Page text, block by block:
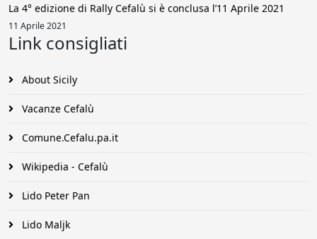
La 4° edizione di Rally Cefalù si è conclusa l’11 Aprile 2021
11 Aprile 2021
Link consigliati
About Sicily
Vacanze Cefalù
Comune.Cefalu.pa.it
Wikipedia - Cefalù
Lido Peter Pan
Lido Maljk